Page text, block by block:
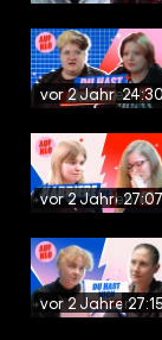
vor 2 Jahren24:30
vor 2 Jahren27:07
vor 2 Jahren27:15